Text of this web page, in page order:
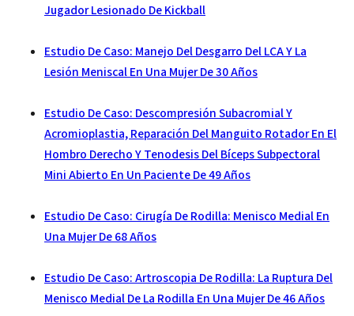
Jugador Lesionado De Kickball
Estudio De Caso: Manejo Del Desgarro Del LCA Y La
Lesión Meniscal En Una Mujer De 30 Años
Estudio De Caso: Descompresión Subacromial Y
Acromioplastia, Reparación Del Manguito Rotador En El
Hombro Derecho Y Tenodesis Del Bíceps Subpectoral
Mini Abierto En Un Paciente De 49 Años
Estudio De Caso: Cirugía De Rodilla: Menisco Medial En
Una Mujer De 68 Años
Estudio De Caso: Artroscopia De Rodilla: La Ruptura Del
Menisco Medial De La Rodilla En Una Mujer De 46 Años